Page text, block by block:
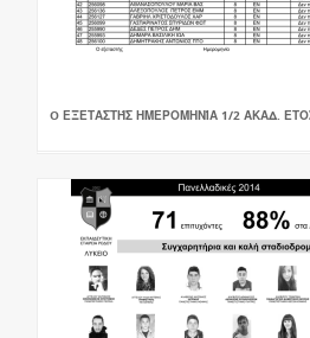
O ΕΞΕΤΑΣΤΉΣ ΗΜΕΡΟΜΗΝΊΑ 1/2 ΑΚΑΔ.